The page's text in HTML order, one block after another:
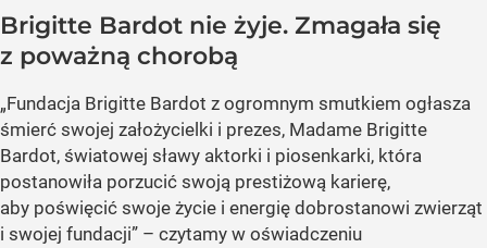
Brigitte Bardot nie żyje. Zmagała się
z poważną chorobą
„Fundacja Brigitte Bardot z ogromnym smutkiem ogłasza
śmierć swojej założycielki i prezes, Madame Brigitte
Bardot, światowej sławy aktorki i piosenkarki, która
postanowiła porzucić swoją prestiżową karierę,
aby poświęcić swoje życie i energię dobrostanowi zwierząt
i swojej fundacji” – czytamy w oświadczeniu